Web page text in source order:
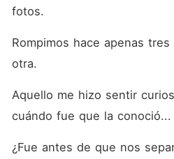
fotos.
Rompimos hace apenas
otra.
Aquello me hizo sentir
cuándo fue que la conoció...
¿Fue antes de que nos